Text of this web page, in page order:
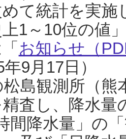
て統計を実
1～10位の値
お知らせ（
9月17日）
島観測所（熊
査し、降水
間降水量」の